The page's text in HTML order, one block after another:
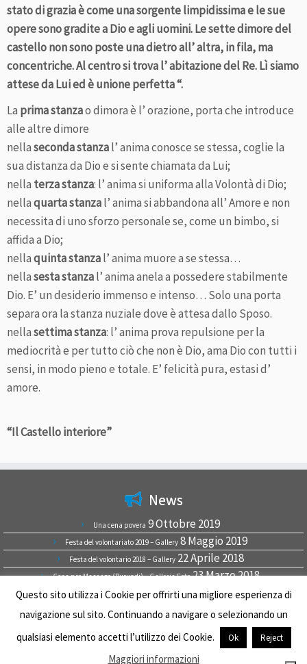
stato di grazia è come una sorgente limpidissima e le sue
opere sono gradite a Dio e agli uomini. Le sette dimore del
castello non sono poste una dietro all’ altra, in fila, ma
concentriche. Al centro si trova l’ abitazione del Re. Lì siamo
attese da Lui ed è unione perfetta “.
La prima stanzao dimora è l’ orazione, porta che introduce
alle altre dimore
nellaseconda stanzal’ anima conosce se stessa, coglie la
sua distanza da Dio e si sente chiamata da Lui;
nella terza stanza: l’ anima si uniforma alla Volontà di Dio;
nellaquarta stanzal’ anima si abbandona all’ Amore e non
necessita di uno sforzo personale se, come un bimbo, si
affida a Dio;
nellaquinta stanzal’ anima muore a se stessa…
nellasesta stanzal’ anima anela a possedere stabilmente
Dio. E’ un desiderio immenso e intenso… Solo una porta
separa ora la stanza nuziale dove è attesa dallo Sposo.
nellasettima stanza: l’ anima prova repulsione per la
mediocrità e per tutto ciò che non è Dio, ama Dio con tutti i
sensi, in modo pieno e totale. E’ felicità pura, estasi d’
amore.
“Il Castello interiore”
News
Una cena povera 9 Ottobre 2019
Festa del volontariato 2019 – Gallery 8 Maggio 2019
Festa del volontario 2018 – Gallery 22 Aprile 2018
Cena pro Masango (Burundi) – Galleria Foto 23 Marzo 2018
9 luglio 2017 9 Luglio 2017
· © 2026Sorelle della Carità
Questo sito utilizza i Cookie per offrirti una migliore esperienza di
navigazione sul sito. Continuando a navigare o selezionando un
qualsiasi elemento accetti l’utilizzo dei Cookie.
Ok Reject
Maggiori informazioni